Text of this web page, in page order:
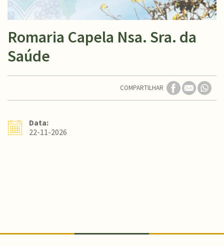
Romaria Capela Nsa. Sra. da
Saúde
COMPARTILHAR
Data:
22-11-2026